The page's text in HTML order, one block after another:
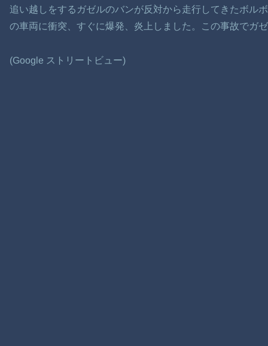
追い越しをするガゼルのバンが反対から走行してきたボル
の車両に衝突、すぐに爆発、炎上しました。この事故でガ
(Google ストリートビュー)